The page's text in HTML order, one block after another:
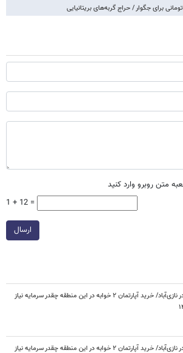
متن روبرو وارد کنید
1 + 12 =
ارسال
لیست قیمت خرید مسکن در نازی‌آباد/ خرید آپارتمان ۲ خوابه در این منطقه چقدر سرمایه نیاز
لیست قیمت خرید مسکن در نازی‌آباد/ خرید آپارتمان ۲ خوابه در این منطقه چقدر سرمایه نیاز